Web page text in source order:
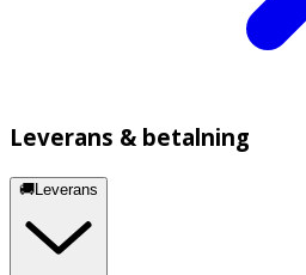
Leverans & betalning
🚚Leverans